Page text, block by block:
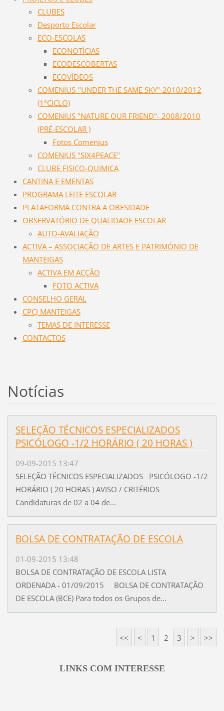
CLUBES
Desporto Escolar
ECO-ESCOLAS
ECONOTÍCIAS
ECODESCOBERTAS
ECOVÍDEOS
COMENIUS-"UNDER THE SAME SKY"-2010/2012
(1ºCICLO)
COMENIUS "NATURE OUR FRIEND"- 2008/2010
(PRÉ-ESCOLAR )
Fotos Comenius
COMENIUS "SIX4PEACE"
CLUBE FISICO-QUIMICA
CANTINA E EMENTAS
PROGRAMA LEITE ESCOLAR
PLATAFORMA CONTRA A OBESIDADE
OBSERVATÓRIO DE QUALIDADE ESCOLAR
AUTO-AVALIAÇÃO
ACTIVA – ASSOCIAÇÃO DE ARTES E PATRIMÓNIO DE
MANTEIGAS
ACTIVA EM ACÇÃO
FOTO ACTIVA
CONSELHO GERAL
CPCJ MANTEIGAS
TEMAS DE INTERESSE
CONTACTOS
Notícias
SELEÇÃO TÉCNICOS ESPECIALIZADOS
PSICÓLOGO -1/2 HORÁRIO ( 20 HORAS )
09-09-2015 13:47
SELEÇÃO TÉCNICOS ESPECIALIZADOS PSICÓLOGO -1/2
HORÁRIO ( 20 HORAS ) AVISO / CRITÉRIOS
Candidaturas de 02 a 04 de...
BOLSA DE CONTRATAÇÃO DE ESCOLA
01-09-2015 13:48
BOLSA DE CONTRATAÇÃO DE ESCOLA LISTA
ORDENADA - 01/09/2015 BOLSA DE CONTRATAÇÃO
DE ESCOLA (BCE) Para todos os Grupos de...
<< < 1 2 3 > >>
LINKS COM INTERESSE